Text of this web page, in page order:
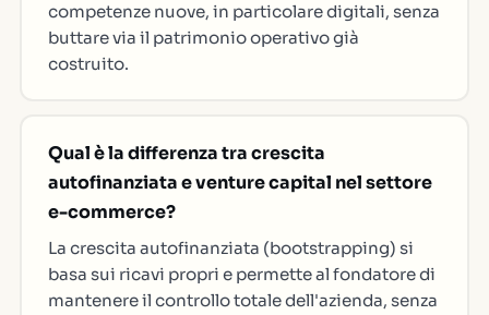
competenze nuove, in particolare digitali, senza
buttare via il patrimonio operativo già
costruito.
Qual è la differenza tra crescita
autofinanziata e venture capital nel settore
e-commerce?
La crescita autofinanziata (bootstrapping) si
basa sui ricavi propri e permette al fondatore di
mantenere il controllo totale dell'azienda, senza